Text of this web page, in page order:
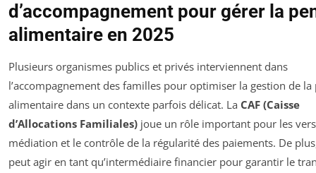
d’accompagnement pour gérer la
alimentaire en 2025
Plusieurs organismes publics et privés interviennent dans
l’accompagnement des familles pour optimiser la gestion de la
alimentaire dans un contexte parfois délicat. La CAF (Caisse
d’Allocations Familiales) joue un rôle important pour les
médiation et le contrôle de la régularité des paiements. De
peut agir en tant qu’intermédiaire financier pour garantir le